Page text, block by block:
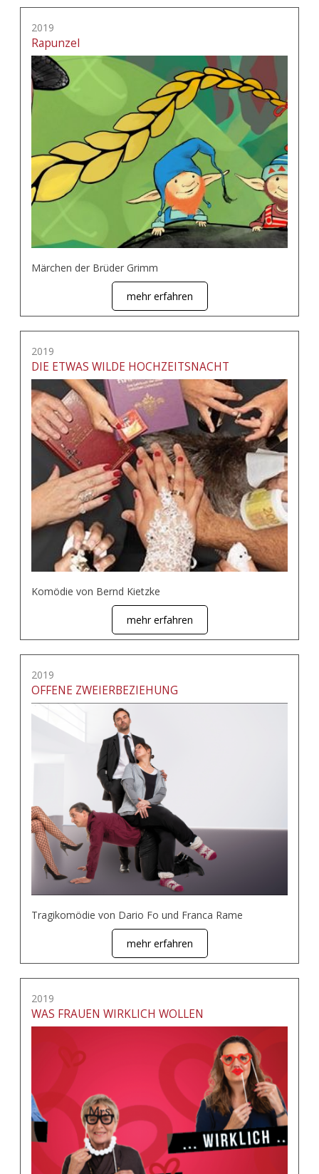
2019
Rapunzel
Märchen der Brüder Grimm
mehr erfahren
2019
DIE ETWAS WILDE HOCHZEITSNACHT
Komödie von Bernd Kietzke
mehr erfahren
2019
OFFENE ZWEIERBEZIEHUNG
Tragikomödie von Dario Fo und Franca Rame
mehr erfahren
2019
WAS FRAUEN WIRKLICH WOLLEN